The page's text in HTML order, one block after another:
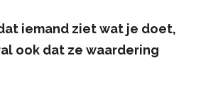
iemand ziet wat je doet,
ook dat ze waardering